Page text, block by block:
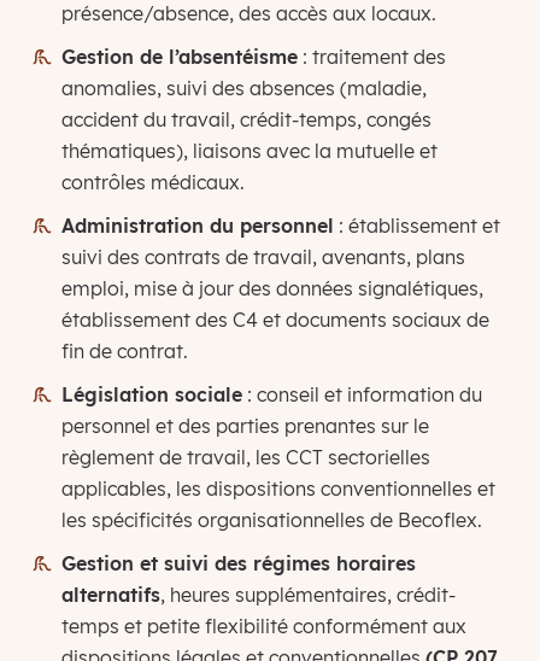
présence/absence, des accès aux locaux.
Gestion de l’absentéisme: traitement des
anomalies, suivi des absences (maladie,
accident du travail, crédit-temps, congés
thématiques), liaisons avec la mutuelle et
contrôles médicaux.
Administration du personnel : établissement et
suivi des contrats de travail, avenants, plans
emploi, mise à jour des données signalétiques,
établissement des C4 et documents sociaux de
fin de contrat.
Législation sociale: conseil et information du
personnel et des parties prenantes sur le
règlement de travail, les CCT sectorielles
applicables, les dispositions conventionnelles et
les spécificités organisationnelles de Becoflex.
Gestion et suivi des régimes horaires
alternatifs, heures supplémentaires, crédit-
temps et petite flexibilité conformément aux